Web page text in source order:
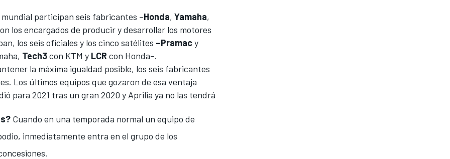
participan seis fabricantes –Honda, Yamaha,
los encargados de producir y desarrollar los motores
los seis oficiales y los cinco satélites –Pramacy
Tech3con KTM y LCR con Honda–.
la máxima igualdad posible, los seis fabricantes
Los últimos equipos que gozaron de esa ventaja
para 2021 tras un gran 2020 y Aprilia ya no las tendrá
Cuando en una temporada normal un equipo de
inmediatamente entra en el grupo de los